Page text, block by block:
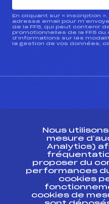
En cliquant sur « inscription »,
adresse email pour
de la FFS, qui peut contenir
promotionnelles de la FFS
d’informations sur les
la gestion de vos données,
Ressources
Pass’Neige
Projet sportif
Projet de
Nous
mesure
Analytics)
proposer du
performances
cookies
cookies de